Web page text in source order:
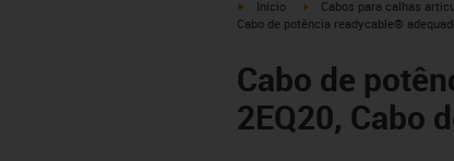
igus-icon-arrow-right
Início igus-icon-arrow-right
Cabos para calhas
Cabo de potência readycable®
Cabo de
2EQ20, Cabo